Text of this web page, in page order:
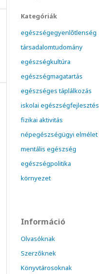
Kategóriák
egészségegyenlőtlenség
társadalomtudomány
egészségkultúra
egészségmagatartás
egészséges táplálkozás
iskolai egészségfejlesztés
fizikai aktivitás
népegészségügyi elmélet
mentális egészség
egészségpolitika
környezet
Információ
Olvasóknak
Szerzőknek
Könyvtárosoknak